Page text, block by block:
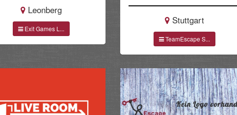
Leonberg
Exit Games L...
Stuttgart
TeamEscape S...